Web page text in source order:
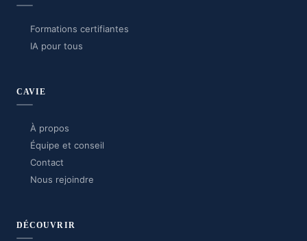
Formations certifiantes
IA pour tous
CAVIE
À propos
Équipe et conseil
Contact
Nous rejoindre
DÉCOUVRIR